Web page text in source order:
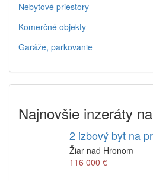
Nebytové priestory
Komerčné objekty
Garáže, parkovanie
Najnovšie inzeráty
2 izbový byt na
Žiar nad Hronom
116 000 €